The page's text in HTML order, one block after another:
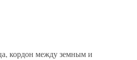
кордон между земным и